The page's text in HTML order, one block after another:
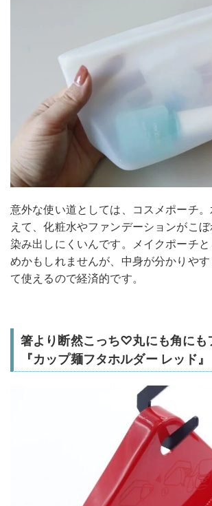
意外な使い道としては、コスメポーチ
えて、化粧水やファンデーションがこ
染み出しにくいんです。メイクポーチ
めかもしれませんが、中身が分かりや
て使えるので経済的です。
箸より断然こっち♡丸にも角にも
『カップ麺フタホルダー レッド』